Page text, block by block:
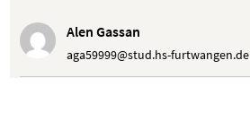
Alen Gassan
aga59999@stud.hs-furtwangen.de